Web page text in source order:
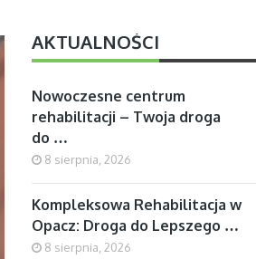
AKTUALNOŚCI
Nowoczesne centrum
rehabilitacji – Twoja droga
do …
8 sierpnia, 2026
Kompleksowa Rehabilitacja w
Opacz: Droga do Lepszego …
8 sierpnia, 2026